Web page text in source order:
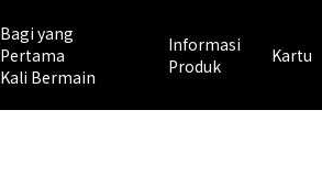
Bagi yang
Pertama
Kali Bermain
Informasi
Produk
Kartu